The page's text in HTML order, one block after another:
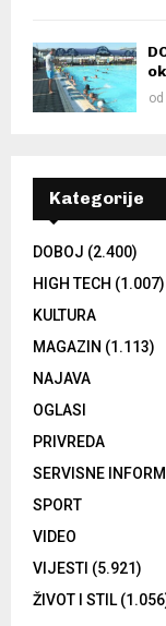
od
Kategorije
DOBOJ (2.400)
HIGH TECH (1.007)
KULTURA
MAGAZIN (1.113)
NAJAVA
OGLASI
PRIVREDA
SERVISNE
SPORT
VIDEO
VIJESTI (5.921)
ŽIVOT I STIL